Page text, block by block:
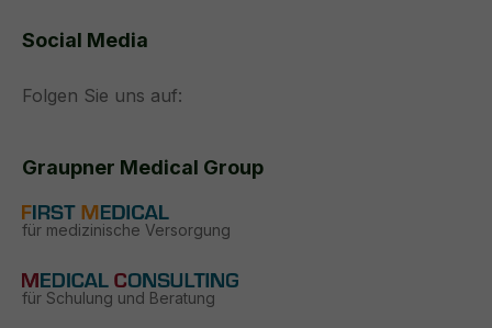
Social Media
Folgen Sie uns auf:
Graupner Medical Group
für medizinische Versorgung
für Schulung und Beratung